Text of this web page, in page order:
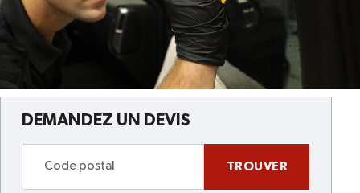
DEMANDEZ UN DEVIS
TROUVER